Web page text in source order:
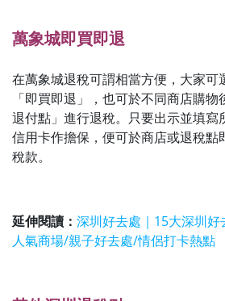
萬象城即買即退
在萬象城退稅可謂相當方便，大家可
「即買即退」，也可於不同商店購
退付點」進行退稅。只要出示並填寫
信用卡作擔保，便可於商店或退稅點
稅款。
延伸閱讀： 深圳好去處｜15大深圳
人氣商場/親子好去處/情侶打卡熱點